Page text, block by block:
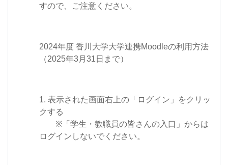
すので、ご注意ください。
2024年度 香川大学大学連携Moodleの利用方法
（2025年3月31日まで）
1. 表示された画面右上の「ログイン」をクリッ
クする
※「学生・教職員の皆さんの入口」からは
ログインしないでください。